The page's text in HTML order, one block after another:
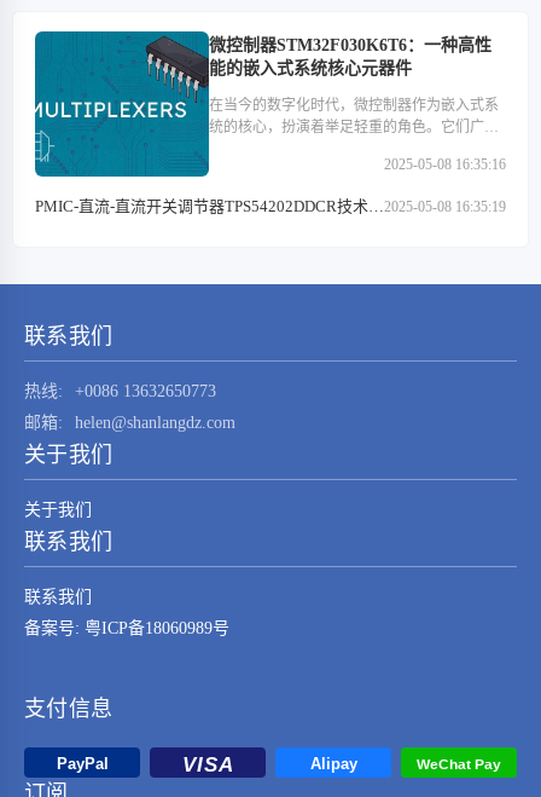
微控制器STM32F030K6T6：一种高性
能的嵌入式系统核心元器件
在当今的数字化时代，微控制器作为嵌入式系
统的核心，扮演着举足轻重的角色。它们广泛
类电子产品以及通信设备等多个领域。在这些
功耗和丰富的外设接口等特点，成为了众多开
2025-05-08 16:35:16
PMIC-直流-直流开关调节器TPS54202DDCR技术特2025-05-08 16:35:19
联系我们
热线:
+0086 13632650773
邮箱:
helen@shanlangdz.com
关于我们
关于我们
联系我们
联系我们
备案号: 粤ICP备18060989号
支付信息